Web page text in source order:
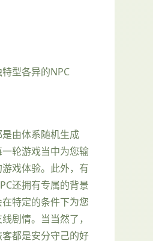
型各异的NPC
由体系随机生成
轮游戏当中为您输
戏体验。此外，有
还拥有专属的背景
特定的条件下为您
剧情。当当然了，
都是安分守己的好